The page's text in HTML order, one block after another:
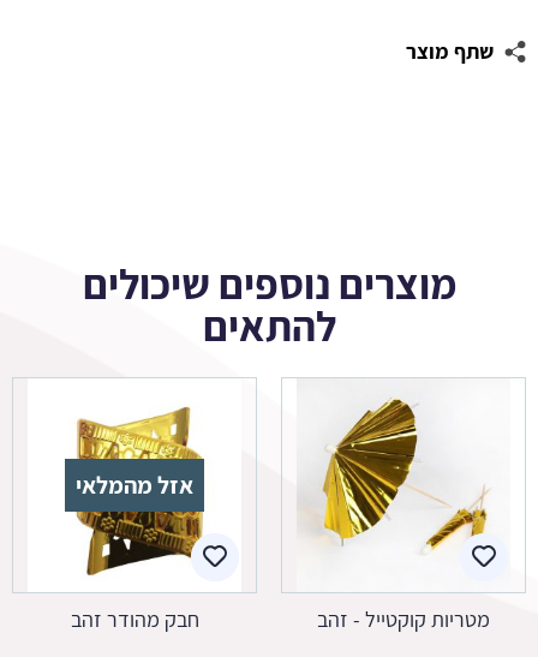
שתף מוצר
מוצרים נוספים שיכולים
להתאים
מטריות קוקטייל - זהב
אזל מהמלאי
חבק מהודר זהב